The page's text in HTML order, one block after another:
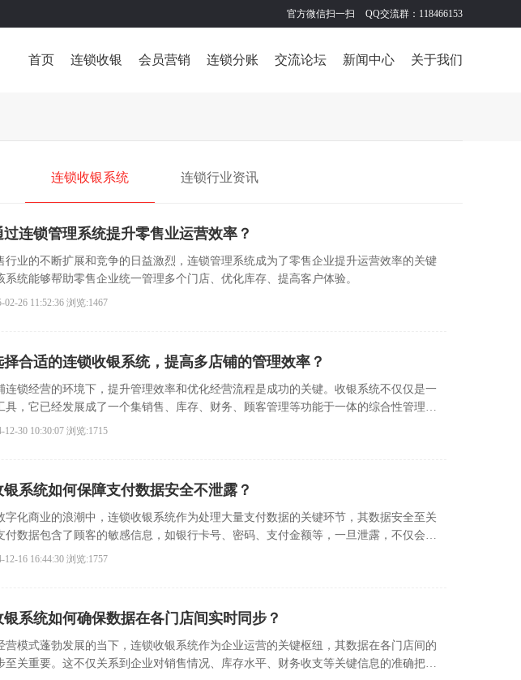
官方微信扫一扫 QQ交流群：118466153
首页 连锁收银 会员营销 连锁分账 交流论坛 新闻中心 关于我们
连锁收银系统 连锁行业资讯
过连锁管理系统提升零售业运营效率？
行业的不断扩展和竞争的日益激烈，连锁管理系统成为了零售企业提升运营效率的关键
系统能够帮助零售企业统一管理多个门店、优化库存、提高客户体验。
02-26 11:52:36 浏览:1467
择合适的连锁收银系统，提高多店铺的管理效率？
连锁经营的环境下，提升管理效率和优化经营流程是成功的关键。收银系统不仅仅是一
具，它已经发展成了一个集销售、库存、财务、顾客管理等功能于一体的综合性管理平
12-30 10:30:07 浏览:1715
银系统如何保障支付数据安全不泄露？
字化商业的浪潮中，连锁收银系统作为处理大量支付数据的关键环节，其数据安全至关
付数据包含了顾客的敏感信息，如银行卡号、密码、支付金额等，一旦泄露，不仅会给
严重的财产损失，还会使企业遭受声誉上的重创，进而导致客户信任度下降，业务受
12-16 16:44:30 浏览:1757
银系统如何确保数据在各门店间实时同步？
营模式蓬勃发展的当下，连锁收银系统作为企业运营的关键枢纽，其数据在各门店间的
至关重要。这不仅关系到企业对销售情况、库存水平、财务收支等关键信息的准确把